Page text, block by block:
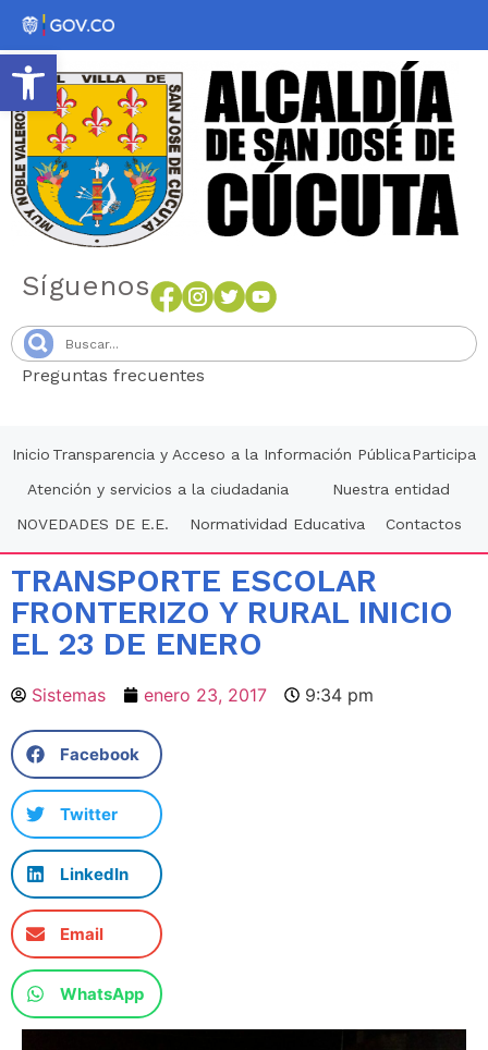
Abrir barra de herramientas
Síguenos
Preguntas frecuentes
Inicio Transparencia y Acceso a la Información PúblicaParticipa
Atención y servicios a la ciudadania
Nuestra entidad
NOVEDADES DE E.E.
Normatividad Educativa Contactos
TRANSPORTE ESCOLAR
FRONTERIZO Y RURAL INICIO
EL 23 DE ENERO
Sistemas enero 23, 2017 9:34 pm
Facebook
Twitter
LinkedIn
Email
WhatsApp